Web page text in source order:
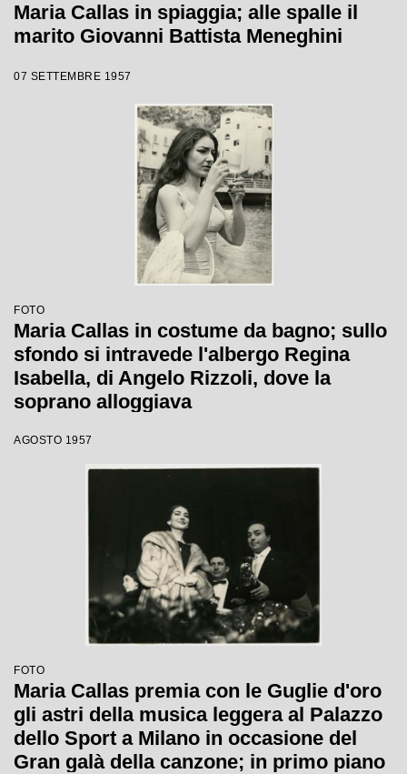
Maria Callas in spiaggia; alle spalle il
marito Giovanni Battista Meneghini
07 SETTEMBRE 1957
FOTO
Maria Callas in costume da bagno; sullo
sfondo si intravede l'albergo Regina
Isabella, di Angelo Rizzoli, dove la
soprano alloggiava
AGOSTO 1957
FOTO
Maria Callas premia con le Guglie d'oro
gli astri della musica leggera al Palazzo
dello Sport a Milano in occasione del
Gran galà della canzone; in primo piano